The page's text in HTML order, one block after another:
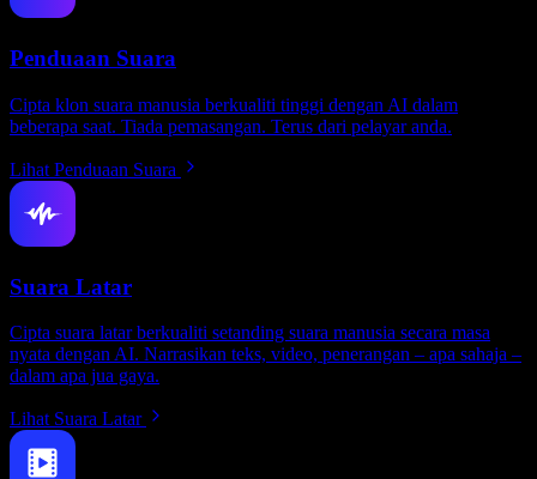
Penduaan Suara
Cipta klon suara manusia berkualiti tinggi dengan AI dalam
beberapa saat. Tiada pemasangan. Terus dari pelayar anda.
Lihat Penduaan Suara
Suara Latar
Cipta suara latar berkualiti setanding suara manusia secara masa
nyata dengan AI. Narrasikan teks, video, penerangan – apa sahaja –
dalam apa jua gaya.
Lihat Suara Latar